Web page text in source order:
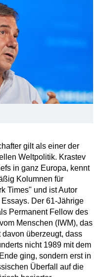
gilt als einer der
Weltpolitik. Krastev
in ganz Europa, kennt
Kolumnen für
Times" und ist Autor
Der 61-Jährige
Permanent Fellow des
Menschen (IWM), das
überzeugt, dass
nicht 1989 mit dem
ging, sondern erst in
Überfall auf die